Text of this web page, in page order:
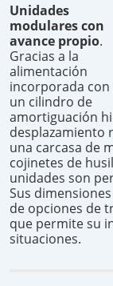
Unidades
modulares con
avance propio.
Gracias a la
alimentación
incorporada con
un cilindro de
amortiguación
desplazamiento
una carcasa de
cojinetes de
unidades son
Sus
de opciones de
que permite su
situaciones.